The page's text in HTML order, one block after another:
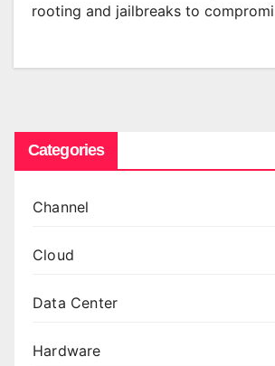
rooting and jailbreaks to
Categories
Channel
Cloud
Data Center
Hardware